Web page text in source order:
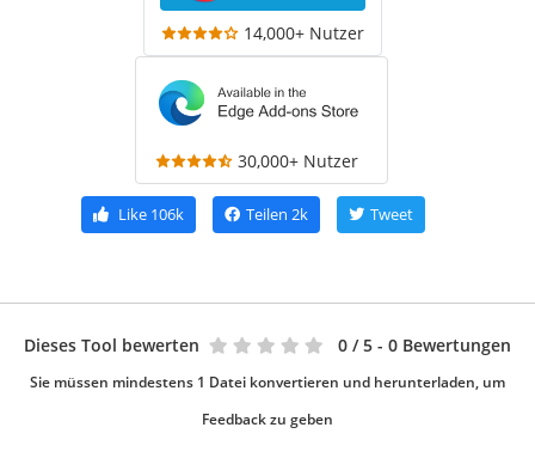
14,000+ Nutzer
30,000+ Nutzer
Like 106k Teilen 2k Tweet
Dieses Tool bewerten 0 / 5 - 0 Bewertungen
Sie müssen mindestens 1 Datei konvertieren und herunterladen, um
Feedback zu geben